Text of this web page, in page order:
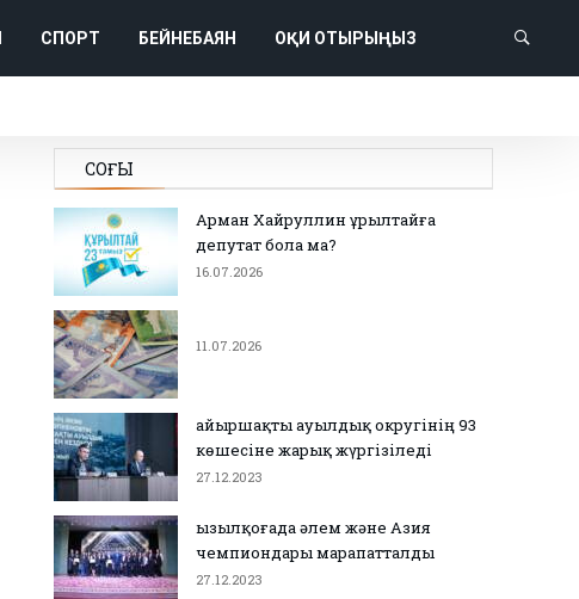
СПОРТ БЕЙНЕБАЯН ОҚИ ОТЫРЫҢЫЗ
СОҢҒЫ
Арман Хайруллин Құрылтайға
депутат бола ма?
16.07.2026
11.07.2026
Қайыршақты ауылдық округінің 93
көшесіне жарық жүргізіледі
27.12.2023
Қызылқоғада әлем және Азия
чемпиондары марапатталды
27.12.2023